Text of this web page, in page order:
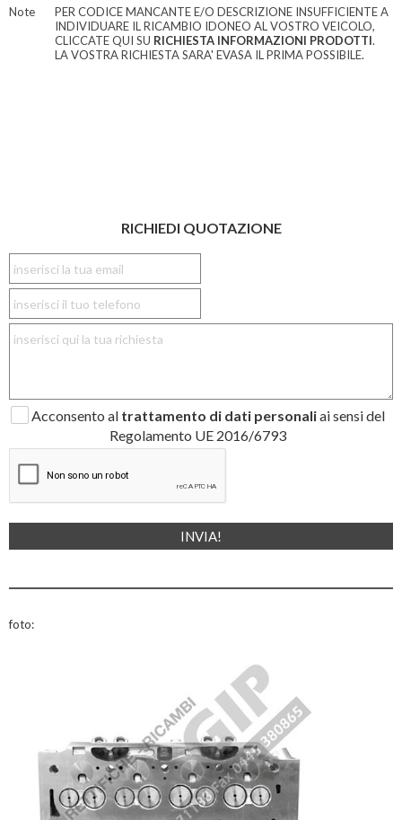
Note
PER CODICE MANCANTE E/O DESCRIZIONE INSUFFICIENTE A
INDIVIDUARE IL RICAMBIO IDONEO AL VOSTRO VEICOLO,
CLICCATE QUI SU RICHIESTA INFORMAZIONI PRODOTTI.
LA VOSTRA RICHIESTA SARA' EVASA IL PRIMA POSSIBILE.
RICHIEDI QUOTAZIONE
Acconsento al trattamento di dati personaliai sensi del
Regolamento UE 2016/6793
foto: